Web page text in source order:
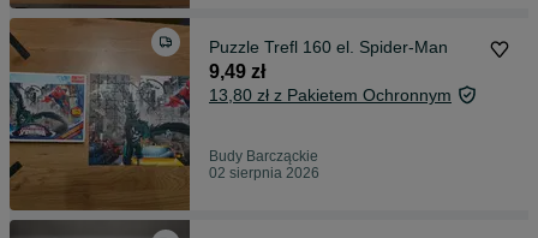
Puzzle Trefl 160 el. Spider-Man
9,49 zł
13,80 zł z Pakietem Ochronnym
Budy Barcząckie
02 sierpnia 2026